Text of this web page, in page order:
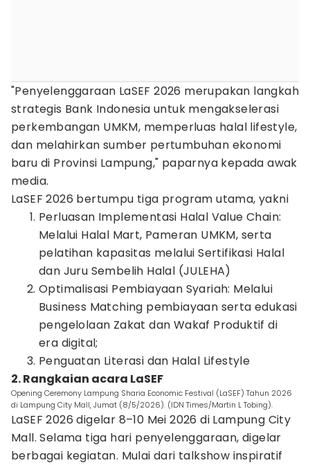
"Penyelenggaraan LaSEF 2026 merupakan langkah
strategis Bank Indonesia untuk mengakselerasi
perkembangan UMKM, memperluas halal lifestyle,
dan melahirkan sumber pertumbuhan ekonomi
baru di Provinsi Lampung," paparnya kepada awak
media.
LaSEF 2026 bertumpu tiga program utama, yakni
Perluasan Implementasi Halal Value Chain:
Melalui Halal Mart, Pameran UMKM, serta
pelatihan kapasitas melalui Sertifikasi Halal
dan Juru Sembelih Halal (JULEHA)
Optimalisasi Pembiayaan Syariah: Melalui
Business Matching pembiayaan serta edukasi
pengelolaan Zakat dan Wakaf Produktif di
era digital;
Penguatan Literasi dan Halal Lifestyle
2. Rangkaian acara LaSEF
Opening Ceremony Lampung Sharia Economic Festival (LaSEF) Tahun 2026
di Lampung City Mall, Jumat (8/5/2026). (IDN Times/Martin L Tobing).
LaSEF 2026 digelar 8–10 Mei 2026 di Lampung City
Mall. Selama tiga hari penyelenggaraan, digelar
berbagai kegiatan. Mulai dari talkshow inspiratif